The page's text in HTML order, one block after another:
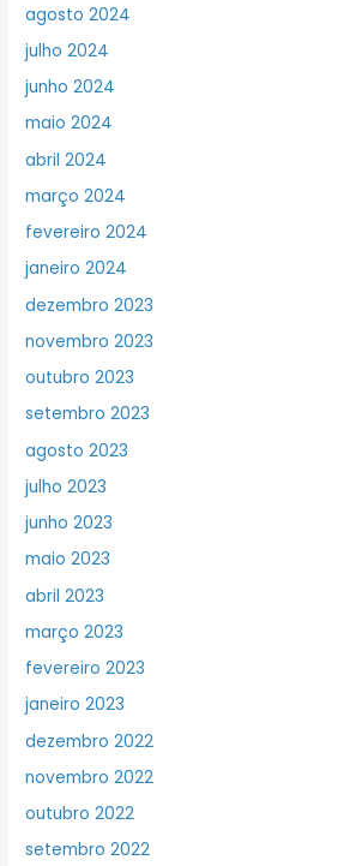
agosto 2024
julho 2024
junho 2024
maio 2024
abril 2024
março 2024
fevereiro 2024
janeiro 2024
dezembro 2023
novembro 2023
outubro 2023
setembro 2023
agosto 2023
julho 2023
junho 2023
maio 2023
abril 2023
março 2023
fevereiro 2023
janeiro 2023
dezembro 2022
novembro 2022
outubro 2022
setembro 2022